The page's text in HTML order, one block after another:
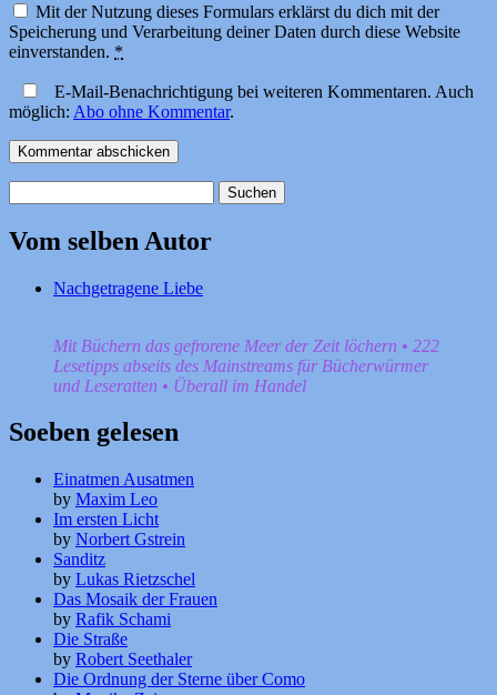
Mit der Nutzung dieses Formulars erklärst du dich mit der
Speicherung und Verarbeitung deiner Daten durch diese Website
einverstanden. *
E-Mail-Benachrichtigung bei weiteren Kommentaren. Auch
möglich: Abo ohne Kommentar.
nach:
Vom selben Autor
Nachgetragene Liebe
Mit Büchern das gefrorene Meer der Zeit löchern • 222
Lesetipps abseits des Mainstreams für Bücherwürmer
und Leseratten • Überall im Handel
Soeben gelesen
Einatmen Ausatmen
by Maxim Leo
Im ersten Licht
by Norbert Gstrein
Sanditz
by Lukas Rietzschel
Das Mosaik der Frauen
by Rafik Schami
Die Straße
by Robert Seethaler
Die Ordnung der Sterne über Como